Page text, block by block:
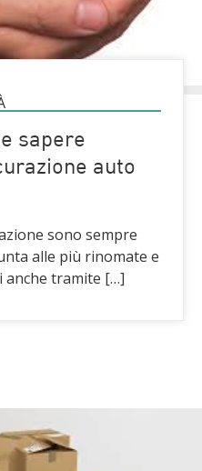
sapere
auto
sono sempre
alle più rinomate e
anche tramite […]